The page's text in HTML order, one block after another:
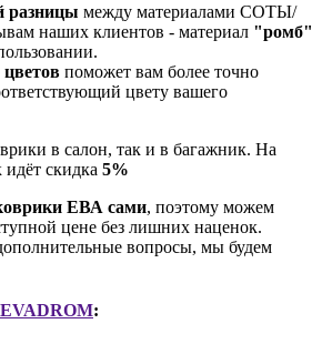
разницы между материалами СОТЫ/
наших клиентов - материал "ромб"
поможет вам более точно
цвету вашего
в салон, так и в багажник. На
идёт скидка 5%
ЕВА сами, поэтому можем
цене без лишних наценок.
вопросы, мы будем
: